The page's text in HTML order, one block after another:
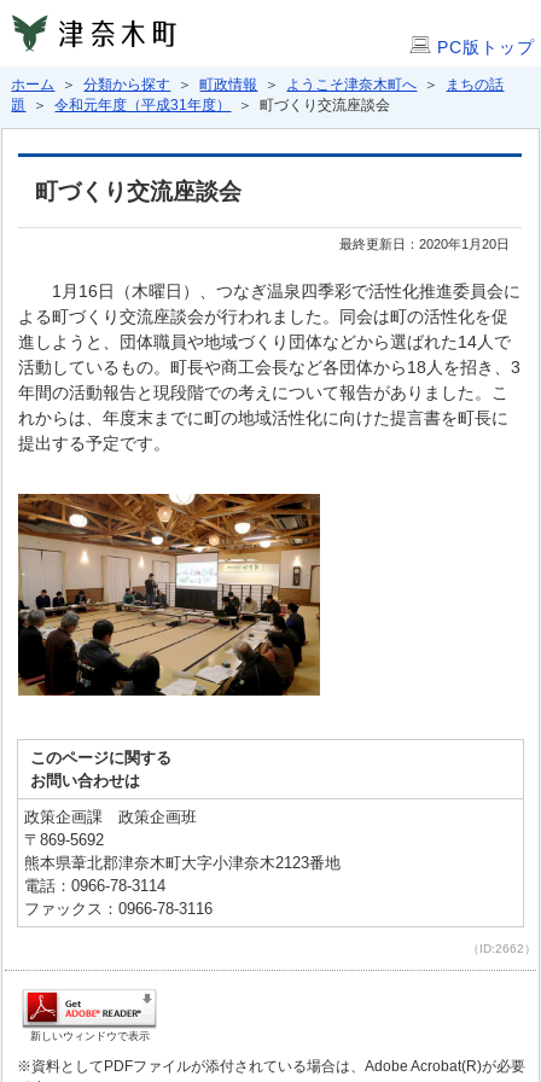
PC版トップ
ホーム ＞分類から探す ＞町政情報 ＞ ようこそ津奈木町へ ＞
まちの話
題
＞令和元年度（平成31年度） ＞ 町づくり交流座談会
町づくり交流座談会
最終更新日：2020年1月20日
1月16日（木曜日）、つなぎ温泉四季彩で活性化推進委員会に
よる町づくり交流座談会が行われました。同会は町の活性化を促
進しようと、団体職員や地域づくり団体などから選ばれた14人で
活動しているもの。町長や商工会長など各団体から18人を招き、3
年間の活動報告と現段階での考えについて報告がありました。こ
れからは、年度末までに町の地域活性化に向けた提言書を町長に
提出する予定です。
このページに関する
お問い合わせは
政策企画課 政策企画班
〒869-5692
熊本県葦北郡津奈木町大字小津奈木2123番地
電話：0966-78-3114
ファックス：0966-78-3116
（ID:2662）
新しいウィンドウで表示
※資料としてPDFファイルが添付されている場合は、Adobe Acrobat(R)が必要